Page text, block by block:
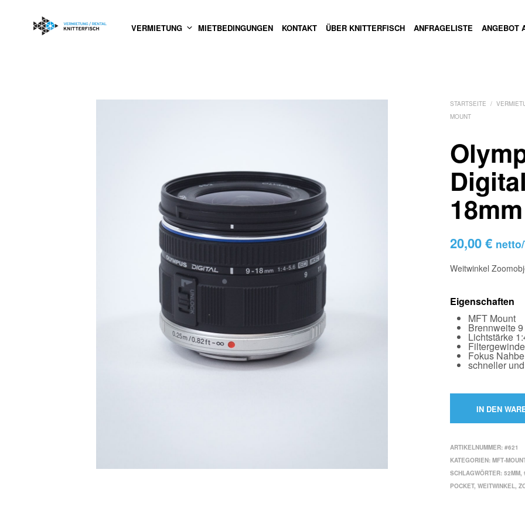
VERMIETUNG MIETBEDINGUNGEN KONTAKT ÜBER KNITTERFISCH ANFRAGELISTE ANGEBOT
STARTSEITE /
MOUNT
20,00€
Weitwinkel
Eigenschaften
MFT Mount
Brennweite
Lichtstärke
Fokus
schneller
IN DEN
ARTIKELNUMMER:#621
KATEGORIEN:MFT-
SCHLAGWÖRTER:52MM,
POCKET,WEITWINKEL,